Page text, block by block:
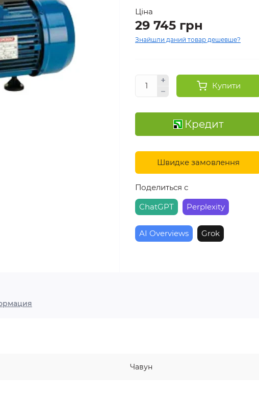
Ціна
29 745 грн
Знайшли даний товар дешевше?
Купити
Кредит
Швидке замовлення
Поделиться с
ChatGPT
Perplexity
AI Overviews Grok
Чавун